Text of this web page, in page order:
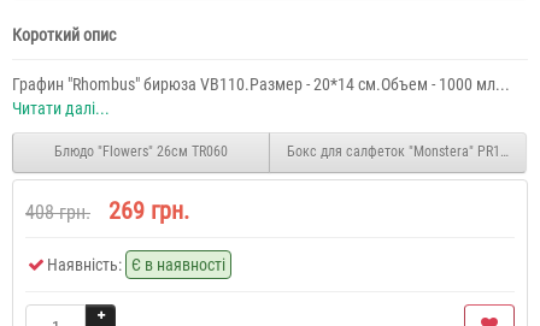
Короткий опис
Графин "Rhombus" бирюза VB110.Размер - 20*14 см.Объем - 1000 мл...
Читати далі...
Блюдо "Flowers" 26см TR060 Бокс для салфеток "Monstera" PR130
408 грн. 269 грн.
Наявність: Є в наявності